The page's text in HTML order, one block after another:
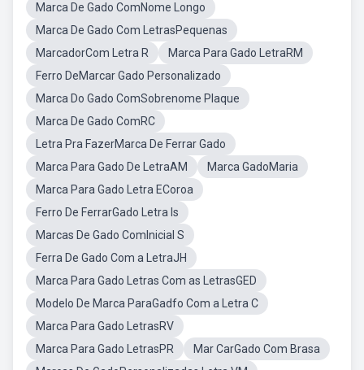
Marca De Gado ComNome Longo
Marca De Gado Com LetrasPequenas
MarcadorCom Letra R
Marca Para Gado LetraRM
Ferro DeMarcar Gado Personalizado
Marca Do Gado ComSobrenome Plaque
Marca De Gado ComRC
Letra Pra FazerMarca De Ferrar Gado
Marca Para Gado De LetraAM
Marca GadoMaria
Marca Para Gado Letra ECoroa
Ferro De FerrarGado Letra Is
Marcas De Gado ComInicial S
Ferra De Gado Com a LetraJH
Marca Para Gado Letras Com as LetrasGED
Modelo De Marca ParaGadfo Com a Letra C
Marca Para Gado LetrasRV
Marca Para Gado LetrasPR
Mar CarGado Com Brasa